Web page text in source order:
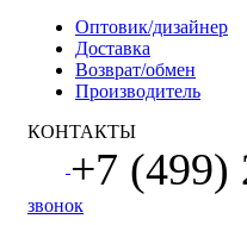
Оптовик/дизайнер
Доставка
Возврат/обмен
Производитель
КОНТАКТЫ
+7 (499)
звонок